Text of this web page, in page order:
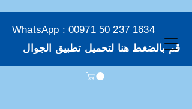
WhatsApp : 00971 50 237 1634
قم بالضغط هنا لتحميل تطبيق الجوال